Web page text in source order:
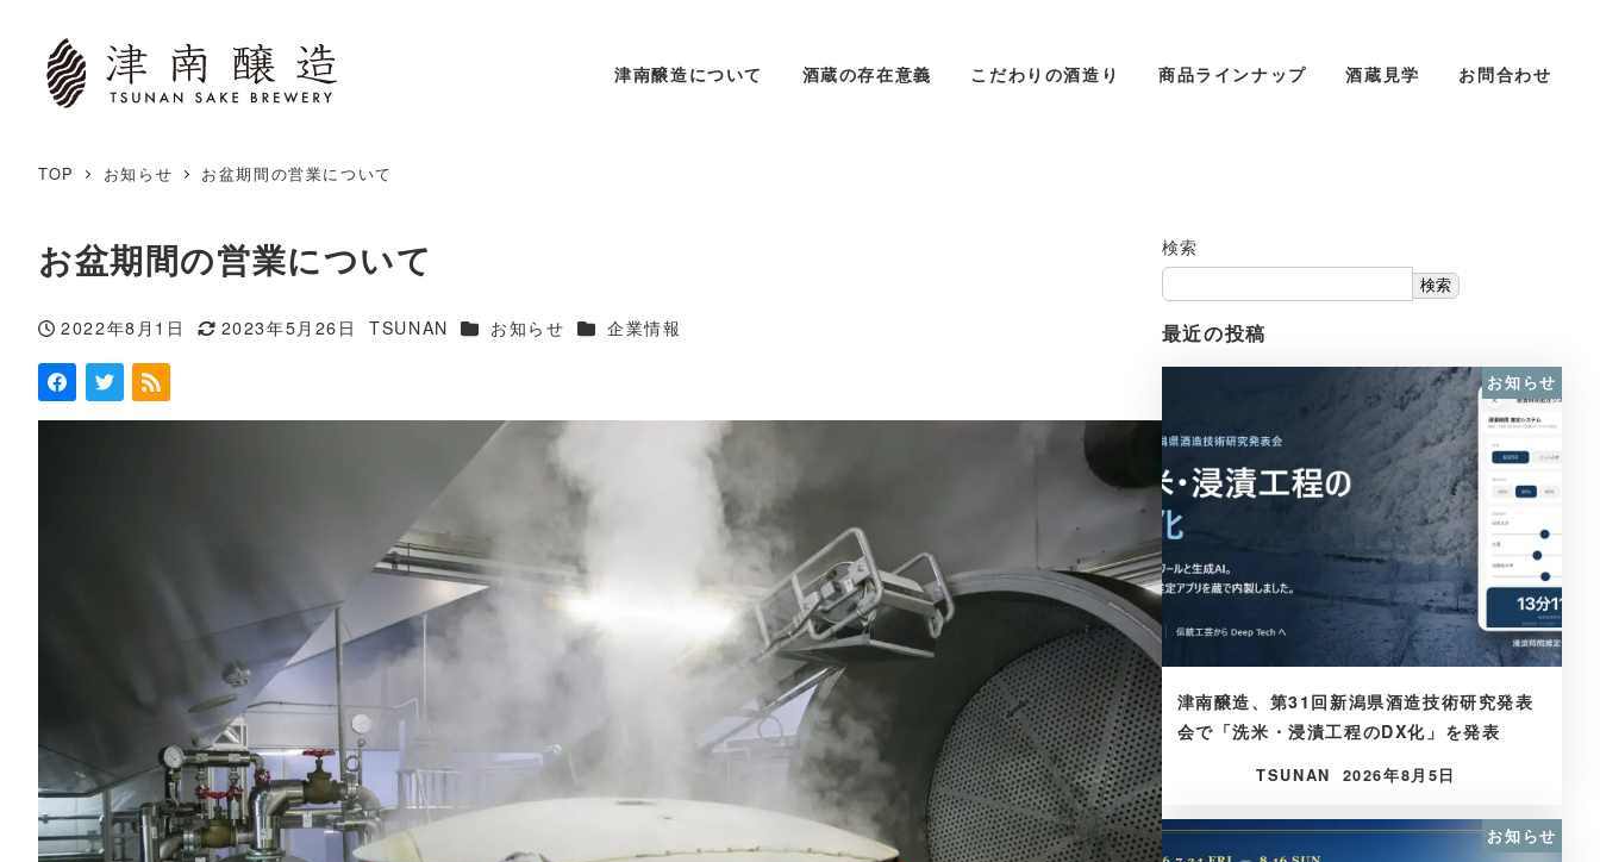
津南醸造について 酒蔵の存在意義 こだわりの酒造り 商品ラインナップ 酒蔵見学 お問合わせ
TOP お知らせ お盆期間の営業について
お盆期間の営業について
投稿日
2022年8月1日
更新日
2023年5月26日
著
TSUNAN カテゴリー
お知らせ カテゴリー
企業情報
検索
検索
最近の投稿
お知らせ
津南醸造、第31回新潟県酒造技術研究発表
会で「洗米・浸漬工程のDX化」を発表
TSUNAN 2026年8月5日
お知らせ